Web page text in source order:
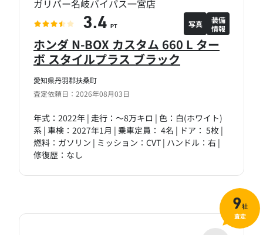
愛知県丹羽郡扶桑町
査定依頼日：2026年08月03日
ホンダ N-BOX カスタム 660 L ター
ボ スタイルプラス ブラック
年式：2022年 | 走行：～8万キロ | 色：白(ホワイト)
系 | 車検：2027年1月 | 乗車定員： 4名 | ドア： 5枚 |
燃料：ガソリン | ミッション：CVT | ハンドル：右 |
修復歴：なし
ガリバー名岐バイパス一宮店
3.4 PT 写真
装備
情報
9社
査定